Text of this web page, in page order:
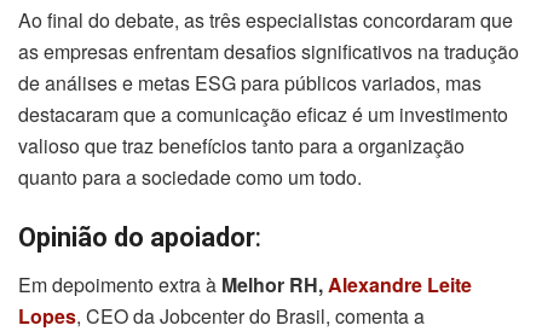
Ao final do debate, as três especialistas concordaram que
as empresas enfrentam desafios significativos na tradução
de análises e metas ESG para públicos variados, mas
destacaram que a comunicação eficaz é um investimento
valioso que traz benefícios tanto para a organização
quanto para a sociedade como um todo.
Opinião do apoiador:
Em depoimento extra à Melhor RH,Alexandre Leite
Lopes, CEO da Jobcenter do Brasil, comenta a